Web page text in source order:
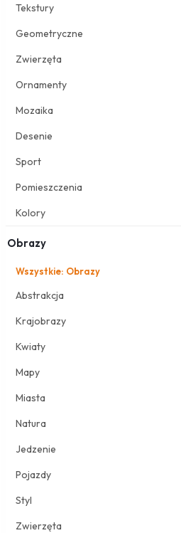
Tekstury
Geometryczne
Zwierzęta
Ornamenty
Mozaika
Desenie
Sport
Pomieszczenia
Kolory
Obrazy
Wszystkie: Obrazy
Abstrakcja
Krajobrazy
Kwiaty
Mapy
Miasta
Natura
Jedzenie
Pojazdy
Styl
Zwierzęta